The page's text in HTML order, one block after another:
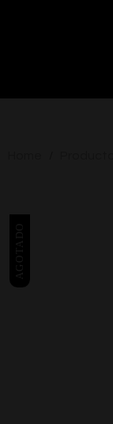
AGOTADO